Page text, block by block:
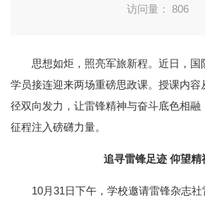
访问量： 806
思想如炬，照亮军旅新程。近日，国
学员接连迎来两场重磅思政课。授课内容
径双向发力，让雷锋精神与奋斗底色相融
征程注入磅礴力量。
追寻雷锋足迹 仰望精
10月31日下午，学校邀请雷锋杂志